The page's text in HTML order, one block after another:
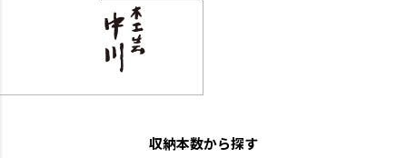
収納本数から探す